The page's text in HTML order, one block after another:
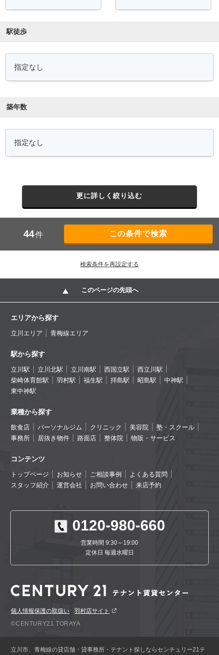
駅徒歩
築年数
更に詳しく絞り込む
44件
検索条件を再設定する
このページの先頭へ
エリアから探す
立川エリア 青梅線エリア
駅から探す
立川駅 立川北駅 立川南駅 西国立駅
西立川駅
柴崎体育館駅
羽村駅 福生駅 拝島駅 昭島駅
中神駅
東中神駅
業種から探す
飲食店 パーソナルジム クリニック 美容院
塾・スクール
事務所
居抜き物件 路面店 整体院 物販・サービス
コンテンツ
トップページ お知らせ ご相談事例
よくある質問
スタッフ紹介
運営会社 お問い合わせ 来店予約
0120-980-660
営業時間 9:30～19:00
定休日 毎週水曜日
個人情報保護の取扱い
羽村店サイト
©CENTURY21 TORAYA
立川市、青梅線の貸店舗・貸事務所・テナント探しならセンチュリー21テ